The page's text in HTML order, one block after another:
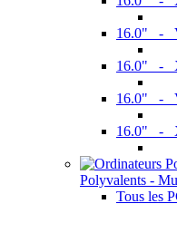
16.0" -
16.0" -
16.0" -
16.0" -
Polyvalents -
Tous les